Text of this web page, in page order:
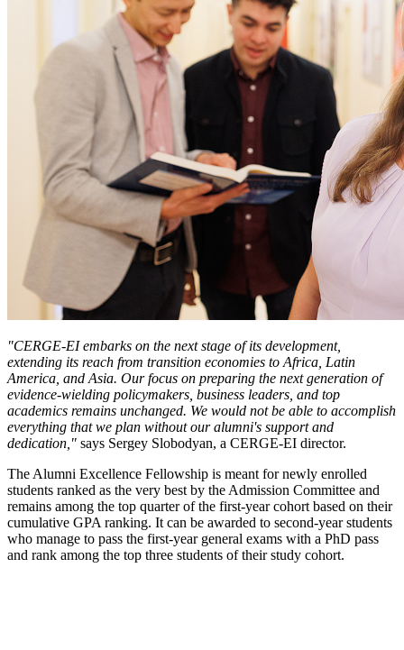
"CERGE-EI embarks on the next stage of its development,
extending its reach from transition economies to Africa, Latin
America, and Asia. Our focus on preparing the next generation of
evidence-wielding policymakers, business leaders, and top
academics remains unchanged. We would not be able to accomplish
everything that we plan without our alumni's support and
dedication," says Sergey Slobodyan, a CERGE-EI director.
The Alumni Excellence Fellowship is meant for newly enrolled
students ranked as the very best by the Admission Committee and
remains among the top quarter of the first-year cohort based on their
cumulative GPA ranking. It can be awarded to second-year students
who manage to pass the first-year general exams with a PhD pass
and rank among the top three students of their study cohort.